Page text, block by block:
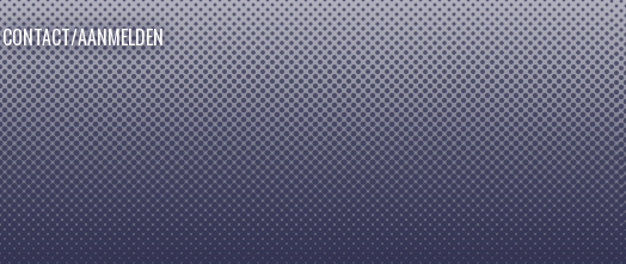
CONTACT/AANMELDEN